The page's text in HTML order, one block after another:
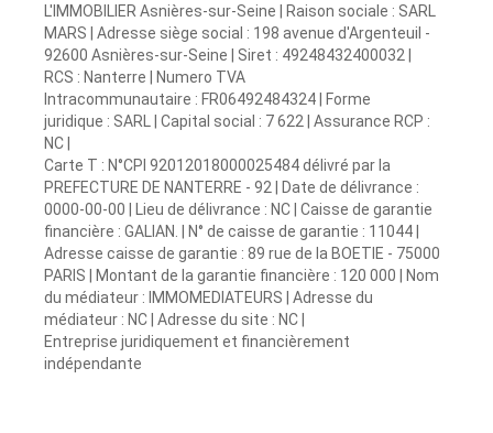
L'IMMOBILIER Asnières-sur-Seine | Raison sociale : SARL
MARS | Adresse siège social : 198 avenue d'Argenteuil -
92600 Asnières-sur-Seine | Siret : 49248432400032 |
RCS : Nanterre | Numero TVA
Intracommunautaire : FR06492484324 | Forme
juridique : SARL | Capital social : 7 622 | Assurance RCP :
NC |
Carte T : N°CPI 92012018000025484 délivré par la
PREFECTURE DE NANTERRE - 92 | Date de délivrance :
0000-00-00 | Lieu de délivrance : NC | Caisse de garantie
financière : GALIAN. | N° de caisse de garantie : 11044 |
Adresse caisse de garantie : 89 rue de la BOETIE - 75000
PARIS | Montant de la garantie financière : 120 000 | Nom
du médiateur : IMMOMEDIATEURS | Adresse du
médiateur : NC | Adresse du site : NC |
Entreprise juridiquement et financièrement
indépendante